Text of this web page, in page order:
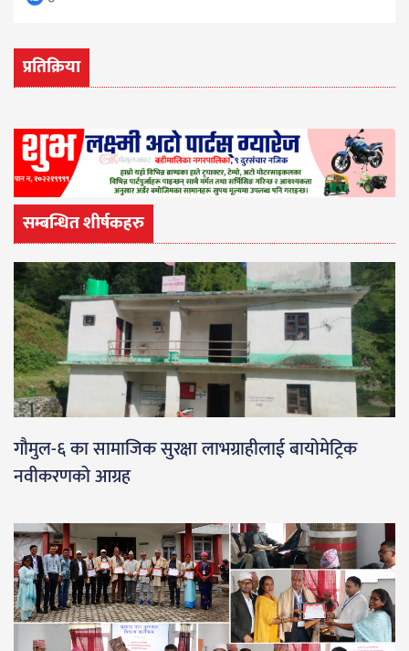
प्रतिक्रिया
सम्बन्धित शीर्षकहरु
गौमुल-६ का सामाजिक सुरक्षा लाभग्राहीलाई बायोमेट्रिक
नवीकरणको आग्रह